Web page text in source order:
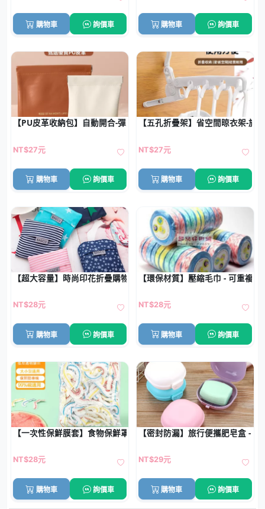
購物車 詢價車 購物車 詢價車
【PU皮革收納包】自動開合-彈片零錢化妝包
NT$27元
購物車 詢價車
【五孔折疊架】省空間晾衣架-旅
NT$27元
購物車 詢價車
【超大容量】時尚印花折疊購物袋 - 環保防水收納袋
NT$28元
購物車 詢價車
【環保材質】壓縮毛巾 - 可重複
NT$28元
購物車 詢價車
【一次性保鮮膜套】食物保鮮罩-拋棄式 (100入)
NT$28元
購物車 詢價車
【密封防漏】旅行便攜肥皂盒 -
NT$29元
購物車 詢價車